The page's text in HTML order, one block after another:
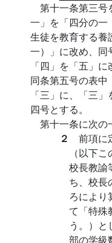
第十一条第三号
一」を「四分の一
生徒を教育する養
一）」に改め、同
「四」を「五」
同条第五号の表
「三」に、「三
四号とする。
第十一条に次の
２ 前項に
（以下
校長教諭
ち、校長
ろにより
て「特殊
う。）
部の学級